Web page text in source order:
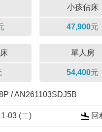
小孩佔床
47,900元
單人房
54,400元
/ AN261103SDJ5B
03 (二) 回